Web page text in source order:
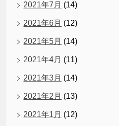
2021年7月 (14)
2021年6月 (12)
2021年5月 (14)
2021年4月 (11)
2021年3月 (14)
2021年2月 (13)
2021年1月 (12)